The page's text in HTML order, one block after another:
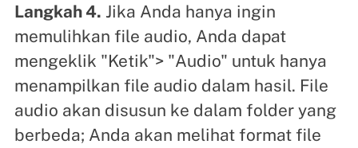
Langkah 4. Jika Anda hanya ingin
memulihkan file audio, Anda dapat
mengeklik "Ketik"> "Audio" untuk hanya
menampilkan file audio dalam hasil. File
audio akan disusun ke dalam folder yang
berbeda; Anda akan melihat format file